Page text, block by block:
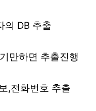
의 DB 추출
만하면 추출진행
,전화번호 추출